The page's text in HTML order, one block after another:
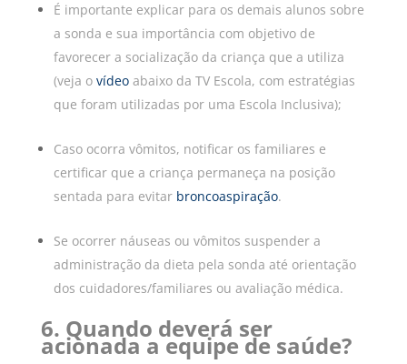
É importante explicar para os demais alunos sobre
a sonda e sua importância com objetivo de
favorecer a socialização da criança que a utiliza
(veja o vídeoabaixo da TV Escola, com estratégias
que foram utilizadas por uma Escola Inclusiva);
Caso ocorra vômitos, notificar os familiares e
certificar que a criança permaneça na posição
sentada para evitar broncoaspiração.
Se ocorrer náuseas ou vômitos suspender a
administração da dieta pela sonda até orientação
dos cuidadores/familiares ou avaliação médica.
6. Quando deverá ser
acionada a equipe de saúde?